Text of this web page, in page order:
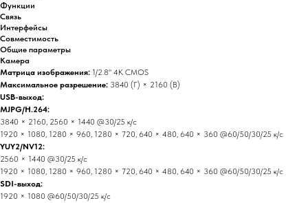
Функции
Связь
Интерфейсы
Совместимость
Общие параметры
Камера
Матрица изображения: 1/2.8" 4K CMOS
Максимальное разрешение: 3840 (Г) × 2160 (В)
USB-выход:
MJPG/H.264:
3840 × 2160, 2560 × 1440 @30/25 к/с
1920 × 1080, 1280 × 960, 1280 × 720, 640 × 480, 640 × 360 @60/50/30/25 к/с
YUY2/NV12:
2560 × 1440 @30/25 к/с
1920 × 1080, 1280 × 960, 1280 × 720, 640 × 480, 640 × 360 @60/50/30/25 к/с
SDI-выход:
1920 × 1080 @60/50/30/25 к/с